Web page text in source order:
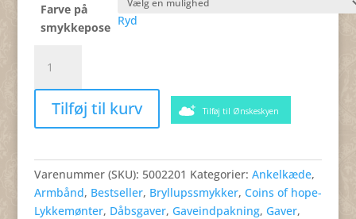
Farve på
smykkepose Ryd
smykkepose
med
små
antal
Tilføj til kurv Tilføj til Ønskeskyen
Varenummer (SKU): 5002201 Kategorier: Ankelkæde,
Armbånd, Bestseller, Bryllupssmykker, Coins of hope-
Lykkemønter, Dåbsgaver, Gaveindpakning, Gaver,